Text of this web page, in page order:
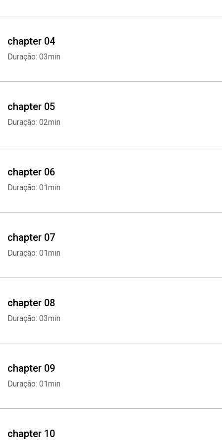
This 2-in-1 Bundle includes the following audiobooks:
1. Creativity Rules: The Ultimate Guide on Creative Thinking, Learn
2. Creative Calling: The Ultimate Guide on How to Unleash Your
Creative Side, Learn Useful Tips on How to Trigger and Develop
chapter 04
Duração: 03min
chapter 05
Duração: 02min
chapter 06
Duração: 01min
chapter 07
Duração: 01min
chapter 08
Duração: 03min
chapter 09
Duração: 01min
chapter 10